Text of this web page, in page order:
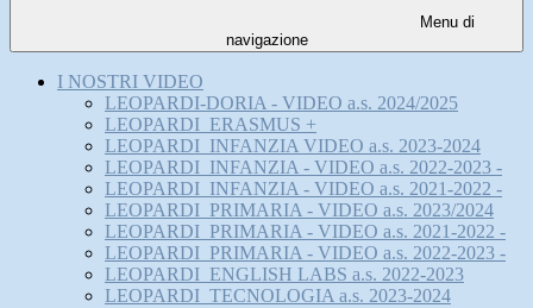
Menu di
navigazione
I NOSTRI VIDEO
LEOPARDI-DORIA - VIDEO a.s. 2024/2025
LEOPARDI_ERASMUS +
LEOPARDI_INFANZIA VIDEO a.s. 2023-2024
LEOPARDI_INFANZIA - VIDEO a.s. 2022-2023 -
LEOPARDI_INFANZIA - VIDEO a.s. 2021-2022 -
LEOPARDI_PRIMARIA - VIDEO a.s. 2023/2024
LEOPARDI_PRIMARIA - VIDEO a.s. 2021-2022 -
LEOPARDI_PRIMARIA - VIDEO a.s. 2022-2023 -
LEOPARDI_ENGLISH LABS a.s. 2022-2023
LEOPARDI_TECNOLOGIA a.s. 2023-2024